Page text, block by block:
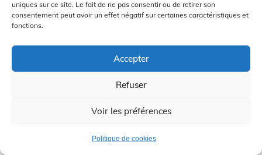
uniques sur ce site. Le fait de ne pas consentir ou de retirer son
consentement peut avoir un effet négatif sur certaines caractéristiques et
fonctions.
Accepter
Refuser
Voir les préférences
Politique de cookies
daté du VIIIesiècle. Le fameuxNihon shoki
書紀), achevé en 720, mentionne également le
clan Takahashi, Iwakamutsukari no Mikoto (磐鹿
Précisons que ces deux personnages